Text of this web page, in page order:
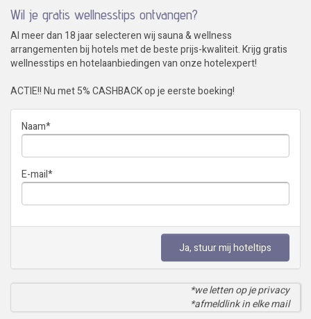
Wil je gratis wellnesstips ontvangen?
Al meer dan 18 jaar selecteren wij sauna & wellness
arrangementen bij hotels met de beste prijs-kwaliteit. Krijg gratis
wellnesstips en hotelaanbiedingen van onze hotelexpert!
ACTIE!! Nu met 5% CASHBACK op je eerste boeking!
Naam*
E-mail*
Ja, stuur mij hoteltips
*we letten op je privacy
*afmeldlink in elke mail